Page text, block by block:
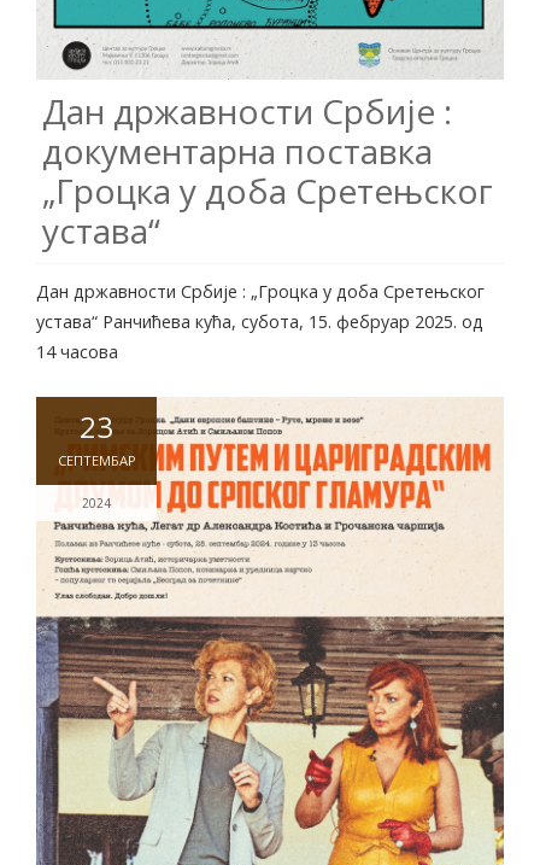
Дан државности Србије :
документарна поставка
„Гроцка у доба Сретењског
устава“
Дан државности Србије : „Гроцка у доба Сретењског
устава“ Ранчићева кућа, субота, 15. фебруар 2025. од
14 часова
23
СЕПТЕМБАР
2024